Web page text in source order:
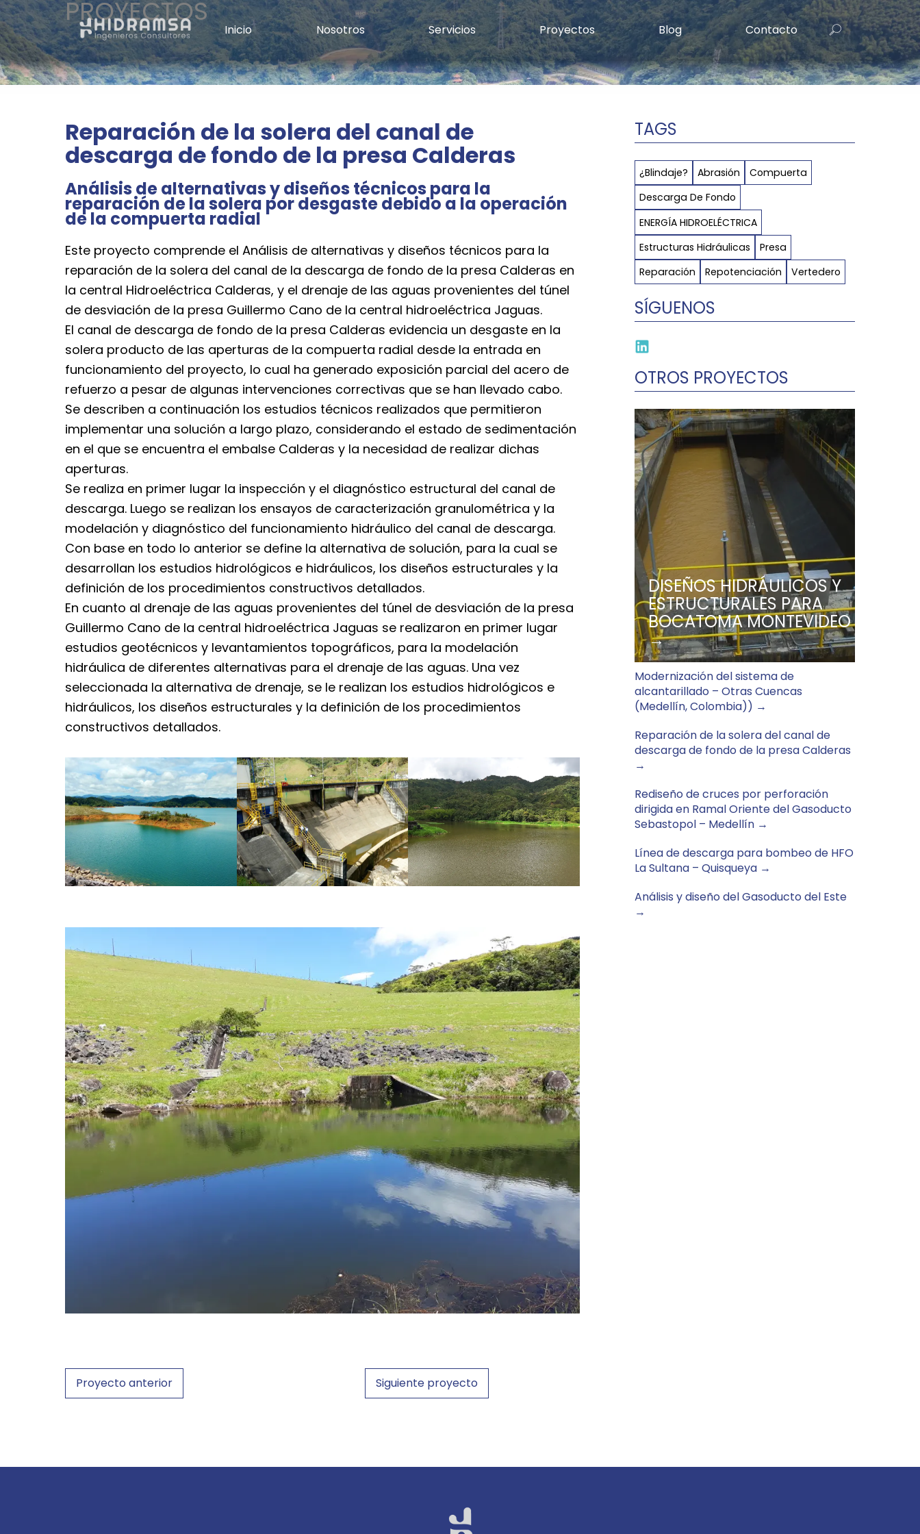
Skip
to
content
Inicio Nosotros Servicios Proyectos Blog Contacto
PROYECTOS
Reparación de la solera del canal de
descarga de fondo de la presa Calderas
Análisis de alternativas y diseños técnicos para la
reparación de la solera por desgaste debido a la operación
de la compuerta radial
Este proyecto comprende el Análisis de alternativas y diseños técnicos para la
reparación de la solera del canal de la descarga de fondo de la presa Calderas en
la central Hidroeléctrica Calderas, y el drenaje de las aguas provenientes del túnel
de desviación de la presa Guillermo Cano de la central hidroeléctrica Jaguas.
El canal de descarga de fondo de la presa Calderas evidencia un desgaste en la
solera producto de las aperturas de la compuerta radial desde la entrada en
funcionamiento del proyecto, lo cual ha generado exposición parcial del acero de
refuerzo a pesar de algunas intervenciones correctivas que se han llevado cabo.
Se describen a continuación los estudios técnicos realizados que permitieron
implementar una solución a largo plazo, considerando el estado de sedimentación
en el que se encuentra el embalse Calderas y la necesidad de realizar dichas
aperturas.
Se realiza en primer lugar la inspección y el diagnóstico estructural del canal de
descarga. Luego se realizan los ensayos de caracterización granulométrica y la
modelación y diagnóstico del funcionamiento hidráulico del canal de descarga.
Con base en todo lo anterior se define la alternativa de solución, para la cual se
desarrollan los estudios hidrológicos e hidráulicos, los diseños estructurales y la
definición de los procedimientos constructivos detallados.
En cuanto al drenaje de las aguas provenientes del túnel de desviación de la presa
Guillermo Cano de la central hidroeléctrica Jaguas se realizaron en primer lugar
estudios geotécnicos y levantamientos topográficos, para la modelación
hidráulica de diferentes alternativas para el drenaje de las aguas. Una vez
seleccionada la alternativa de drenaje, se le realizan los estudios hidrológicos e
hidráulicos, los diseños estructurales y la definición de los procedimientos
constructivos detallados.
Proyecto anterior Siguiente proyecto
TAGS
¿Blindaje? Abrasión
Compuerta
Descarga De Fondo
ENERGÍA HIDROELÉCTRICA
Estructuras Hidráulicas
Presa
Reparación
Repotenciación Vertedero
SÍGUENOS
OTROS PROYECTOS
DISEÑOS HIDRÁULICOS Y
ESTRUCTURALES PARA
BOCATOMA MONTEVIDEO
→
Modernización del sistema de
alcantarillado – Otras Cuencas
(Medellín, Colombia)) →
Reparación de la solera del canal de
descarga de fondo de la presa Calderas
→
Rediseño de cruces por perforación
dirigida en Ramal Oriente del Gasoducto
Sebastopol – Medellín →
Línea de descarga para bombeo de HFO
La Sultana – Quisqueya →
Análisis y diseño del Gasoducto del Este
→